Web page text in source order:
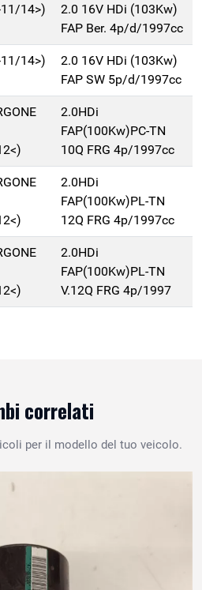
14>)
2.0 16V HDi (103Kw)
FAP Ber. 4p/d/1997cc
14>)
2.0 16V HDi (103Kw)
FAP SW 5p/d/1997cc
2.0HDi
FAP(100Kw)PC-TN
10Q FRG 4p/1997cc
2.0HDi
FAP(100Kw)PL-TN
12Q FRG 4p/1997cc
2.0HDi
FAP(100Kw)PL-TN
V.12Q FRG 4p/1997
correlati
per il modello del tuo veicolo.